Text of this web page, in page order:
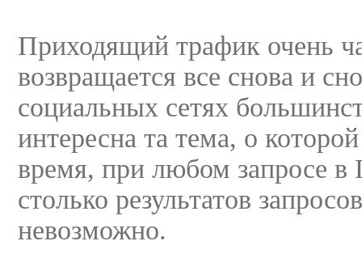
Приходящий трафик очень
возвращается все снова и
социальных сетях
интересна та тема, о
время, при любом запросе
столько результатов
невозможно.